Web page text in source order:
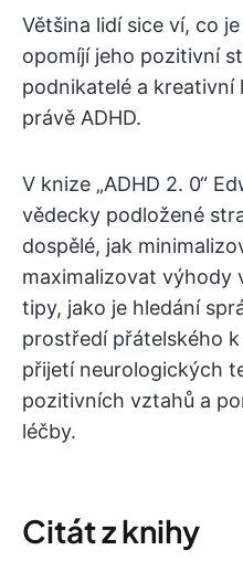
Většina lidí sice ví, co
opomíjí jeho pozitivní
podnikatelé a kreativní
právě ADHD.
V knize „ADHD 2. 0“
vědecky podložené
dospělé, jak
maximalizovat výhody
tipy, jako je hledání
prostředí přátelského
přijetí neurologických
pozitivních vztahů a
léčby.
Citát z knihy